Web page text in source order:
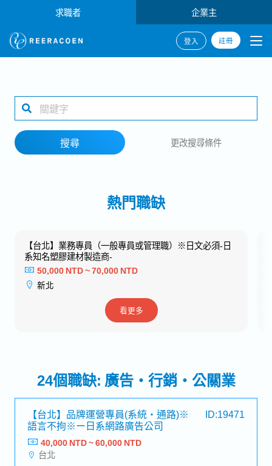
求職者 企業主
登入 註冊
1 selected
搜尋
搜尋 更改搜尋條件
熱門職缺
【台北】內勤業務－商社・法人業務
40,000 NTD ~ 45,000 NTD
台北
看更多
24個職缺: 廣告・行銷・公關業
【台北】品牌運營專員(系統・通路)※
語言不拘※ー日系網路廣告公司
ID:19471
40,000 NTD ~ 60,000 NTD
台北